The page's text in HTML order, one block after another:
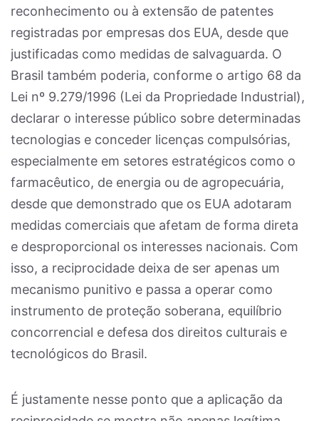
reconhecimento ou à extensão de patentes
registradas por empresas dos EUA, desde que
justificadas como medidas de salvaguarda. O
Brasil também poderia, conforme o artigo 68 da
Lei nº 9.279/1996 (Lei da Propriedade Industrial),
declarar o interesse público sobre determinadas
tecnologias e conceder licenças compulsórias,
especialmente em setores estratégicos como o
farmacêutico, de energia ou de agropecuária,
desde que demonstrado que os EUA adotaram
medidas comerciais que afetam de forma direta
e desproporcional os interesses nacionais. Com
isso, a reciprocidade deixa de ser apenas um
mecanismo punitivo e passa a operar como
instrumento de proteção soberana, equilíbrio
concorrencial e defesa dos direitos culturais e
tecnológicos do Brasil.
É justamente nesse ponto que a aplicação da